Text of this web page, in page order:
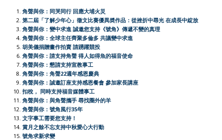
e
b
o
o
k
t
s
A
p
p
h
a
t
t
t
e
r
e
l
t
F
i
n
L
i
e
角聲與你：同哭同行 回應大埔火災
第二屆「了解少年心」徵文比賽優異奬作品：從挫折中尋光 在成長中綻放
角聲與你：變中求進 誠邀您支持《號角》傳遞不變的真理
角聲與你：全球主任齊聚多倫多 共議變中求進
胡美儀捐贈畫作拍賣 請踴躍競投
角聲與你：請支持角聲 得人如得魚的福音使命
角聲與你：懇請支持宣教事工
角聲與你：角聲22週年感恩慶典
角聲與你：誠邀訂座支持感恩餐會 參加家長講座
扣稅， 同時支持福音媒體事工
角聲與你：與角聲攜手 尋找圈外的羊
角聲與你：號角風行35年
文字事工需要您支持！
賞月之餘不忘支持中秋愛心大行動
號角求新求變